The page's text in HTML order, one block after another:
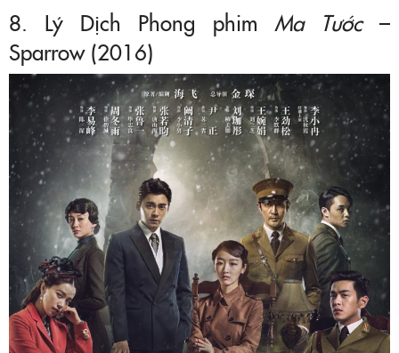
8. Lý Dịch Phong phim Ma Tước–
Sparrow (2016)